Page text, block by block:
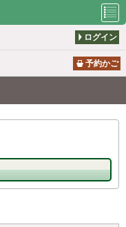
新着案内
所蔵一覧
ックリスト
図書館から
のお知らせ
ログイン
予約かご